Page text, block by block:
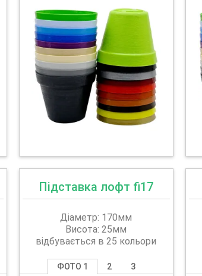
Підставка лофт fi17
Діаметр: 170мм
Висота: 25мм
відбувається в 25 кольори
ФОТО 1 2 3